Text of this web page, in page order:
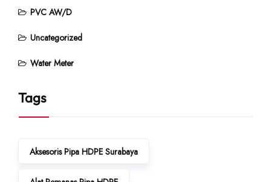
PVC AW/D
Uncategorized
Water Meter
Tags
Aksesoris Pipa HDPE Surabaya